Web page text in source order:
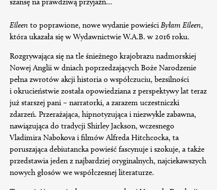
Eileen to poprawione, nowe wydanie powieści Byłam Eileen,
która ukazała się w Wydawnictwie W.A.B. w 2016 roku.
Rozgrywająca się na tle śnieżnego krajobrazu nadmorskiej
Nowej Anglii w dniach poprzedzających Boże Narodzenie
pełna zwrotów akcji historia o współczuciu, bezsilności
i okrucieństwie została opowiedziana z perspektywy lat teraz
już starszej pani – narratorki, a zarazem uczestniczki
zdarzeń. Przerażająca, hipnotyzująca i niezwykle zabawna,
nawiązująca do tradycji Shirley Jackson, wczesnego
Vladimira Nabokova i filmów Alfreda Hitchcocka, ta
poruszająca debiutancka powieść fascynuje i szokuje, a także
przedstawia jeden z najbardziej oryginalnych, najciekawszych
nowych głosów we współczesnej literaturze.